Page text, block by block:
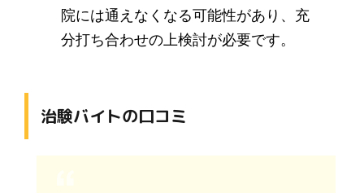
院には通えなくなる可能性があり、充
分打ち合わせの上検討が必要です。
治験バイトの口コミ